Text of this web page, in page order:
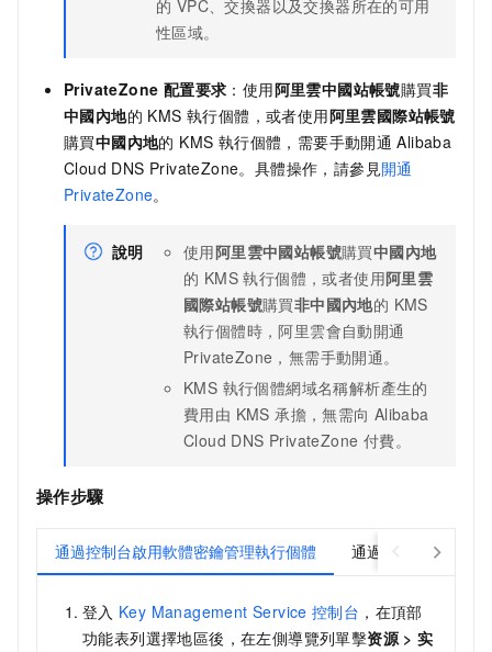
的 VPC、交換器以及交換器所在的可用
性區域。
PrivateZone 配置要求 ：使用阿里雲中國站帳號購買非
中國內地的 KMS 執行個體，或者使用阿里雲國際站帳號
購買中國內地的 KMS 執行個體，需要手動開通 Alibaba
Cloud DNS PrivateZone。具體操作，請參見開通
PrivateZone。
說明 使用阿里雲中國站帳號購買中國內地
的 KMS 執行個體，或者使用阿里雲
國際站帳號購買非中國內地的 KMS
執行個體時，阿里雲會自動開通
PrivateZone，無需手動開通。
KMS 執行個體網域名稱解析產生的
費用由 KMS 承擔，無需向 Alibaba
Cloud DNS PrivateZone 付費。
操作步驟
通過控制台啟用軟體密鑰管理執行個體 通過KMS API啟用
登入 Key Management Service 控制台 ，在頂部
功能表列選擇地區後，在左側導覽列單擊资源>实